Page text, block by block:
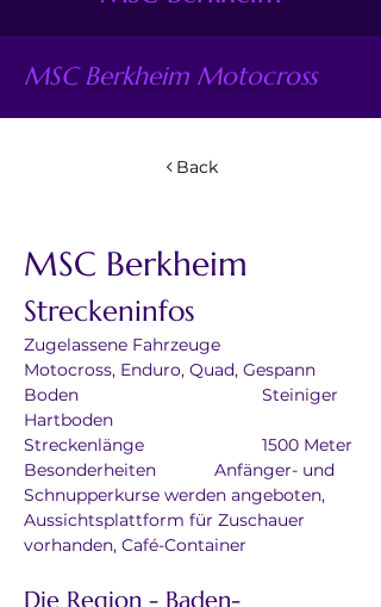
MSC Berkheim Motocross
Back
MSC Berkheim
Streckeninfos
Zugelassene Fahrzeuge
Motocross, Enduro, Quad, Gespann
Boden				Steiniger
Hartboden
Streckenlänge			1500 Meter
Besonderheiten		Anfänger- und
Schnupperkurse werden angeboten,
Aussichtsplattform für Zuschauer
vorhanden, Café-Container
Die Region - Baden-